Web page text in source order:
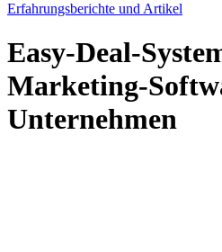
Erfahrungsberichte und Artikel
Easy-Deal-
Marketing-
Unternehmen